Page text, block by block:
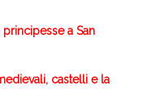
a San
castelli e la